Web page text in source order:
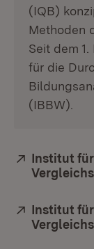
(IQB)
Methoden
Seit dem
für die
(IBBW).
Extern:
Institut
Extern:
Institut